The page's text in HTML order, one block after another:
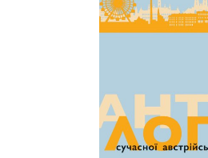
Навчальна література та
Енциклопедії, довідники,